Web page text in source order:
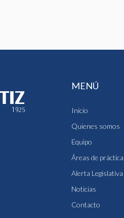
MENÚ
Inicio
Quienes somos
Equipo
Áreas de práctica
Alerta Legislativa
Noticias
Contacto